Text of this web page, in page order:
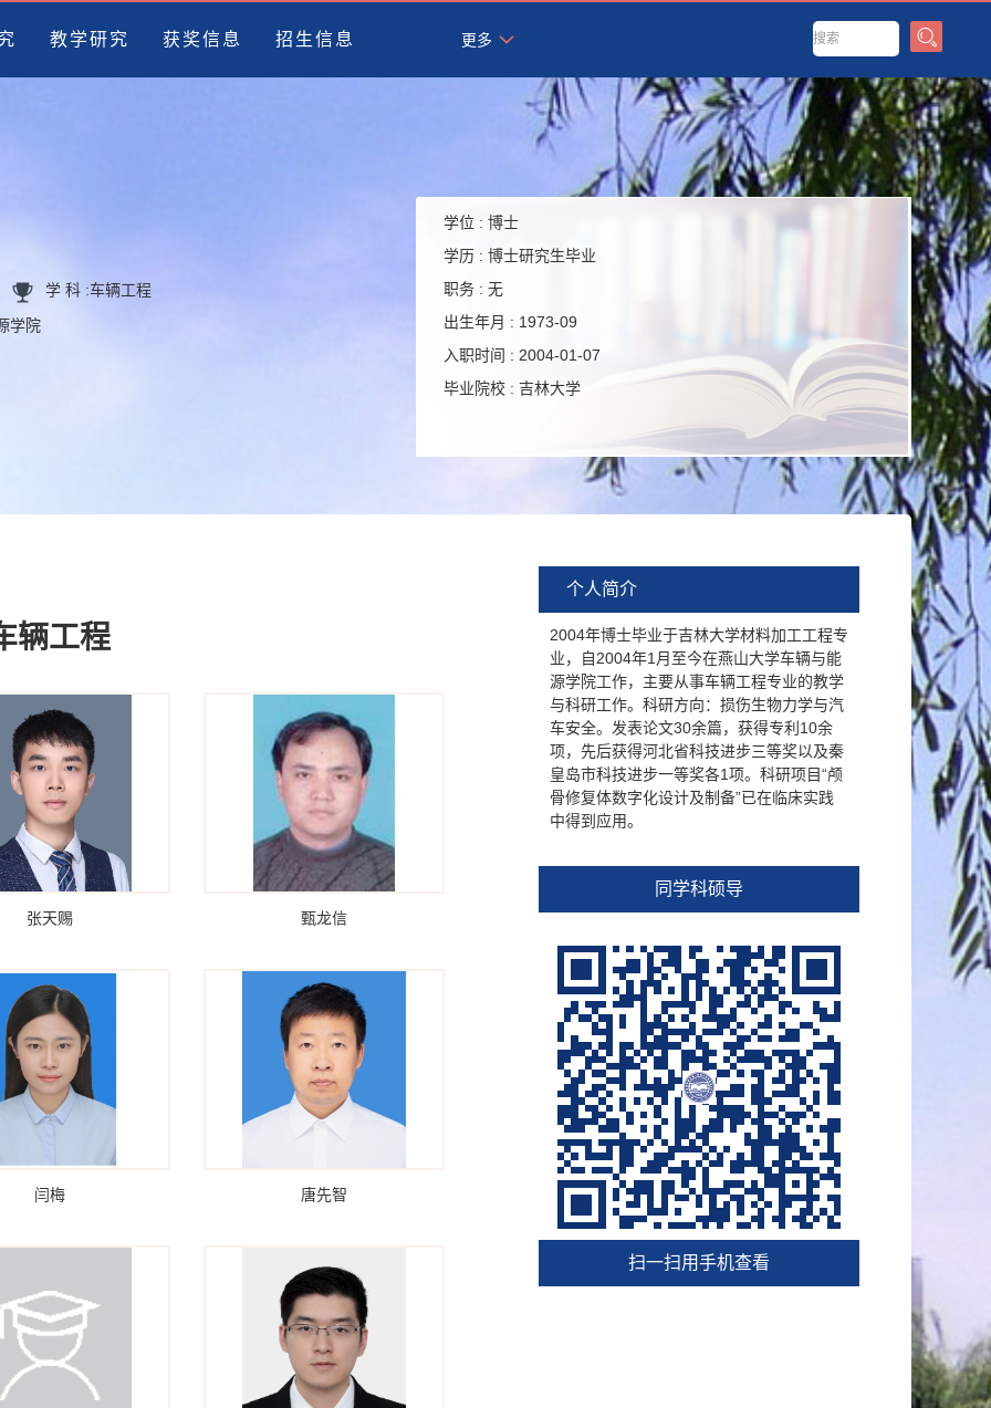
教学研究 获奖信息 招生信息 更多
学 科 :车辆工程
学院
学位 : 博士
学历 : 博士研究生毕业
职务 : 无
出生年月 : 1973-09
入职时间 : 2004-01-07
毕业院校 : 吉林大学
辆工程
张天赐 甄龙信
闫梅 唐先智
个人简介
2004年博士毕业于吉林大学材料加工工程专
业，自2004年1月至今在燕山大学车辆与能
源学院工作，主要从事车辆工程专业的教学
与科研工作。科研方向：损伤生物力学与汽
车安全。发表论文30余篇，获得专利10余
项，先后获得河北省科技进步三等奖以及秦
皇岛市科技进步一等奖各1项。科研项目“颅
骨修复体数字化设计及制备”已在临床实践
中得到应用。
同学科硕导
扫一扫用手机查看